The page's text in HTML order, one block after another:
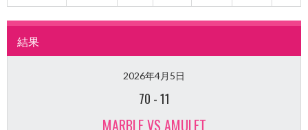
結果
2026年4月5日
70 -11
MARBLE VS AMULET